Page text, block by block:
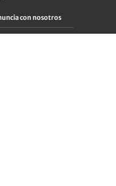
con nosotros